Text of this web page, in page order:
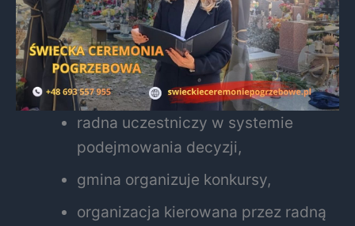
radna uczestniczy w systemie
podejmowania decyzji,
gmina organizuje konkursy,
organizacja kierowana przez radną